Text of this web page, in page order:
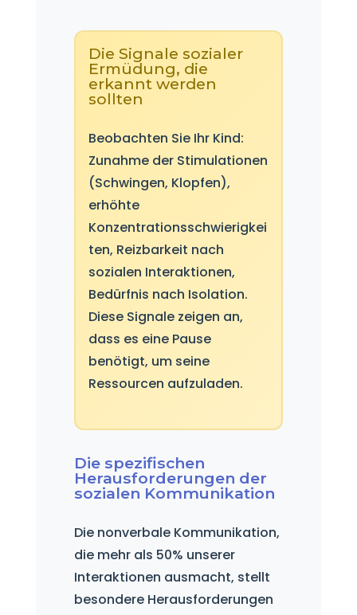
Die Signale sozialer
Ermüdung, die
erkannt werden
sollten
Beobachten Sie Ihr Kind:
Zunahme der Stimulationen
(Schwingen, Klopfen),
erhöhte
Konzentrationsschwierigkei
ten, Reizbarkeit nach
sozialen Interaktionen,
Bedürfnis nach Isolation.
Diese Signale zeigen an,
dass es eine Pause
benötigt, um seine
Ressourcen aufzuladen.
Die spezifischen
Herausforderungen der
sozialen Kommunikation
Die nonverbale Kommunikation,
die mehr als 50% unserer
Interaktionen ausmacht, stellt
besondere Herausforderungen